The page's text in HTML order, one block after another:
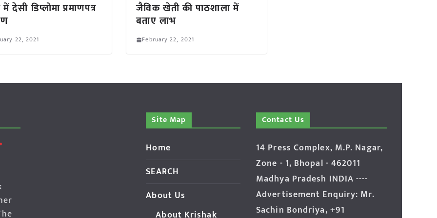
देसी डिप्लोमा प्रमाणपत्र
22, 2021
जैविक खेती की पाठशाला में
बताए लाभ
February 22, 2021
Site Map
Home
SEARCH
About Us
Contact Us
14 Press Complex, M.P. Nagar,
Zone - 1, Bhopal - 462011
Madhya Pradesh INDIA ----
Advertisement Enquiry: Mr.
Sachin Bondriya, +91